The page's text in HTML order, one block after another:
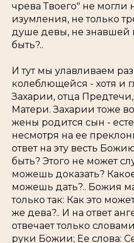
чрева Твоего" не могли
изумления, не только
душе девы, не знавшей
быть?..
И тут мы улавливаем
колеблющейся - хотя и
Захарии, отца
Матери. Захарии тоже
жены родится сын -
несмотря на ее
ответ на эту весть
быть? Этого не может
можешь доказать?
можешь дать?.. Божия
только так: Как это
же дева?.. И на ответ
отвечает только
руки Божии; Ее слова: